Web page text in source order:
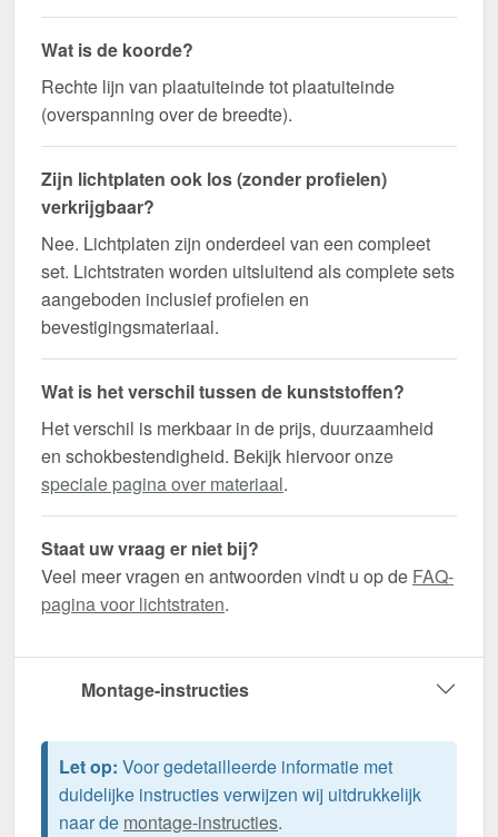
Wat is de koorde?
Rechte lijn van plaatuiteinde tot plaatuiteinde
(overspanning over de breedte).
Zijn lichtplaten ook los (zonder profielen)
verkrijgbaar?
Nee. Lichtplaten zijn onderdeel van een compleet
set. Lichtstraten worden uitsluitend als complete sets
aangeboden inclusief profielen en
bevestigingsmateriaal.
Wat is het verschil tussen de kunststoffen?
Het verschil is merkbaar in de prijs, duurzaamheid
en schokbestendigheid. Bekijk hiervoor onze
speciale pagina over materiaal.
Staat uw vraag er niet bij?
Veel meer vragen en antwoorden vindt u op de FAQ-
pagina voor lichtstraten.
Montage-instructies
Let op: Voor gedetailleerde informatie met
duidelijke instructies verwijzen wij uitdrukkelijk
naar de montage-instructies.